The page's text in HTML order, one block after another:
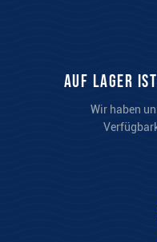
auf Lager
Wir haben